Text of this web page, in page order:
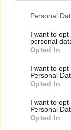
Personal
I want to
personal
Opted In
I want to
Personal
Opted In
I want to
Personal
Opted In
Az előfizetés
kötéslistái